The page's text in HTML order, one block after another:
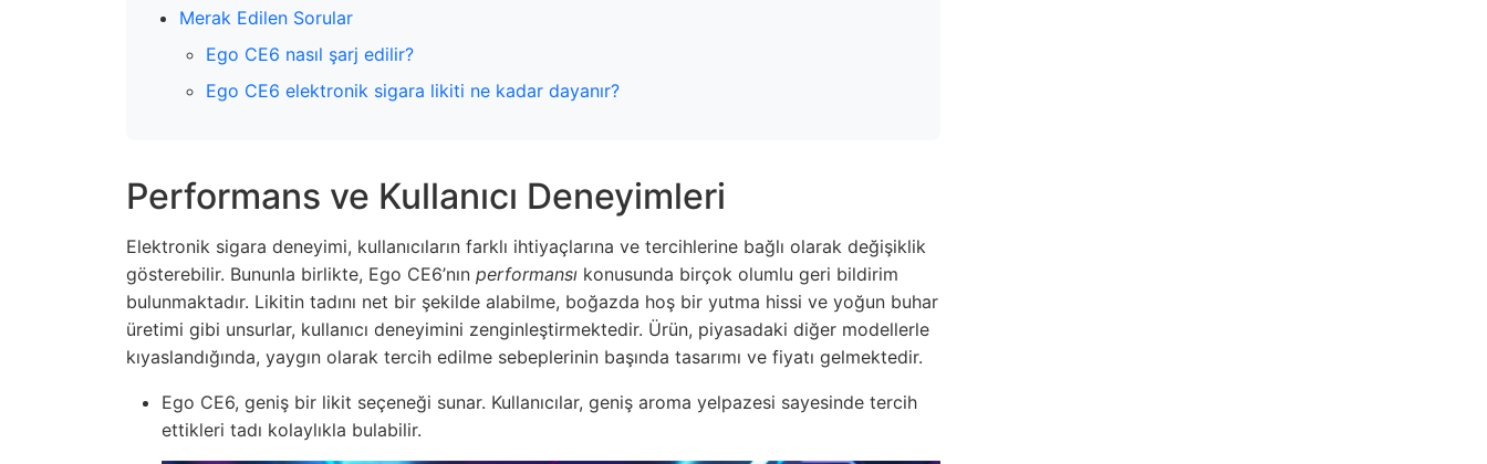
Merak Edilen Sorular
Ego CE6 nasıl şarj edilir?
Ego CE6 elektronik sigara likiti ne kadar dayanır?
Performans ve Kullanıcı Deneyimleri
Elektronik sigara deneyimi, kullanıcıların farklı ihtiyaçlarına ve tercihlerine bağlı olarak değişiklik
gösterebilir. Bununla birlikte, Ego CE6’nın performansı konusunda birçok olumlu geri bildirim
bulunmaktadır. Likitin tadını net bir şekilde alabilme, boğazda hoş bir yutma hissi ve yoğun buhar
üretimi gibi unsurlar, kullanıcı deneyimini zenginleştirmektedir. Ürün, piyasadaki diğer modellerle
kıyaslandığında, yaygın olarak tercih edilme sebeplerinin başında tasarımı ve fiyatı gelmektedir.
Ego CE6, geniş bir likit seçeneği sunar. Kullanıcılar, geniş aroma yelpazesi sayesinde tercih
ettikleri tadı kolaylıkla bulabilir.